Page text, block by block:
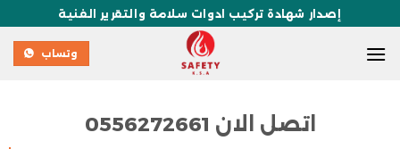
إصدار شهادة تركيب ادوات سلامة والتقرير الفنية
وتساب
اتصل الان 0556272661